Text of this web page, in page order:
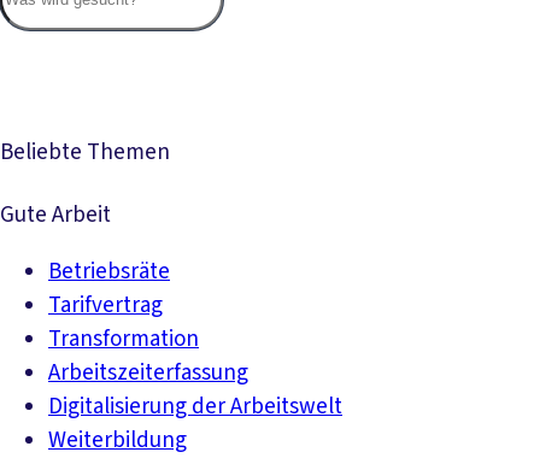
Beliebte Themen
Gute Arbeit
Betriebsräte
Tarifvertrag
Transformation
Arbeitszeiterfassung
Digitalisierung der Arbeitswelt
Weiterbildung